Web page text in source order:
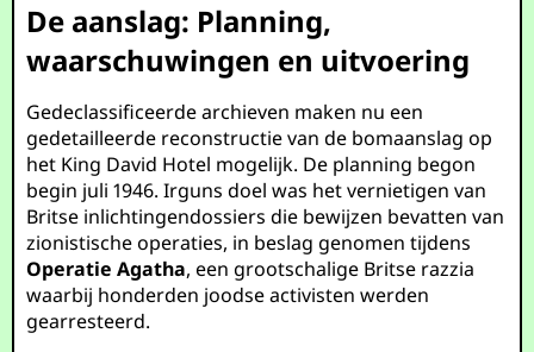
De aanslag: Planning,
waarschuwingen en uitvoering
Gedeclassificeerde archieven maken nu een
gedetailleerde reconstructie van de bomaanslag op
het King David Hotel mogelijk. De planning begon
begin juli 1946. Irguns doel was het vernietigen van
Britse inlichtingendossiers die bewijzen bevatten van
zionistische operaties, in beslag genomen tijdens
Operatie Agatha, een grootschalige Britse razzia
waarbij honderden joodse activisten werden
gearresteerd.